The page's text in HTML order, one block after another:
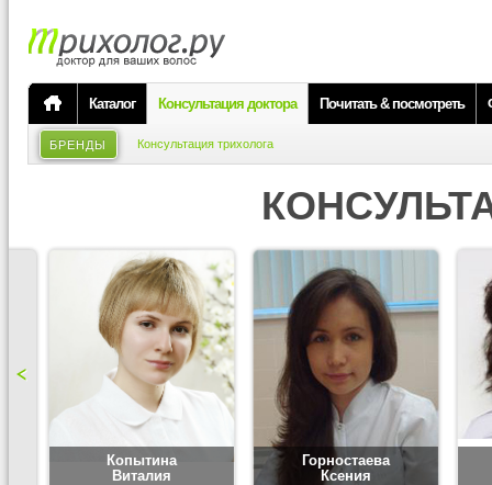
Каталог Консультация доктора Почитать & посмотреть
БРЕНДЫ Консультация трихолога
Копытина
Виталия
Горностаева
Ксения